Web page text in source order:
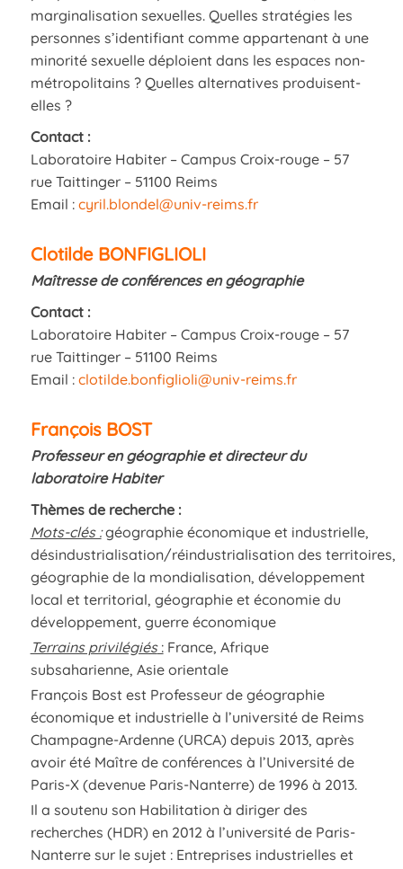
marginalisation sexuelles. Quelles stratégies les
personnes s’identifiant comme appartenant à une
minorité sexuelle déploient dans les espaces non-
métropolitains ? Quelles alternatives produisent-
elles ?
Contact :
Laboratoire Habiter – Campus Croix-rouge – 57
rue Taittinger – 51100 Reims
Email : cyril.blondel@univ-reims.fr
Clotilde BONFIGLIOLI
Maîtresse de conférences en géographie
Contact :
Laboratoire Habiter – Campus Croix-rouge – 57
rue Taittinger – 51100 Reims
Email : clotilde.bonfiglioli@univ-reims.fr
François BOST
Professeur en géographie et directeur du
laboratoire Habiter
Thèmes de recherche :
Mots-clés : géographie économique et industrielle,
désindustrialisation/réindustrialisation des territoires,
géographie de la mondialisation, développement
local et territorial, géographie et économie du
développement, guerre économique
Terrains privilégiés:France, Afrique
subsaharienne, Asie orientale
François Bost est Professeur de géographie
économique et industrielle à l’université de Reims
Champagne-Ardenne (URCA) depuis 2013, après
avoir été Maître de conférences à l’Université de
Paris-X (devenue Paris-Nanterre) de 1996 à 2013.
Il a soutenu son Habilitation à diriger des
recherches (HDR) en 2012 à l’université de Paris-
Nanterre sur le sujet : Entreprises industrielles et